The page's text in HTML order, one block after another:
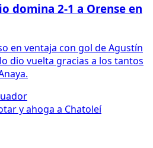
domina 2-1 a Orense en
en ventaja con gol de Agustín
dio vuelta gracias a los tantos